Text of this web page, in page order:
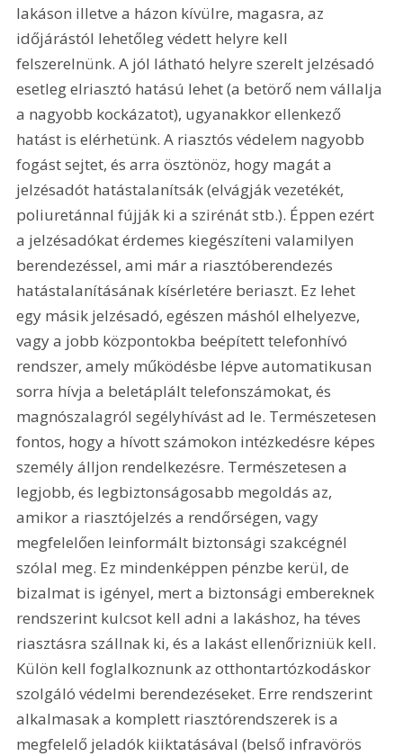
lakáson illetve a házon kívülre, magasra, az
időjárástól lehetőleg védett helyre kell
felszerelnünk. A jól látható helyre szerelt jelzésadó
esetleg elriasztó hatású lehet (a betörő nem vállalja
a nagyobb kockázatot), ugyanakkor ellenkező
hatást is elérhetünk. A riasztós védelem nagyobb
fogást sejtet, és arra ösztönöz, hogy magát a
jelzésadót hatástalanítsák (elvágják vezetékét,
poliuretánnal fújják ki a szirénát stb.). Éppen ezért
a jelzésadókat érdemes kiegészíteni valamilyen
berendezéssel, ami már a riasztóberendezés
hatástalanításának kísérletére beriaszt. Ez lehet
egy másik jelzésadó, egészen máshól elhelyezve,
vagy a jobb központokba beépített telefonhívó
rendszer, amely működésbe lépve automatikusan
sorra hívja a beletáplált telefonszámokat, és
magnószalagról segélyhívást ad le. Természetesen
fontos, hogy a hívott számokon intézkedésre képes
személy álljon rendelkezésre. Természetesen a
legjobb, és legbiztonságosabb megoldás az,
amikor a riasztójelzés a rendőrségen, vagy
megfelelően leinformált biztonsági szakcégnél
szólal meg. Ez mindenképpen pénzbe kerül, de
bizalmat is igényel, mert a biztonsági embereknek
rendszerint kulcsot kell adni a lakáshoz, ha téves
riasztásra szállnak ki, és a lakást ellenőrizniük kell.
Külön kell foglalkoznunk az otthontartózkodáskor
szolgáló védelmi berendezéseket. Erre rendszerint
alkalmasak a komplett riasztórendszerek is a
megfelelő jeladók kiiktatásával (belső infravörös